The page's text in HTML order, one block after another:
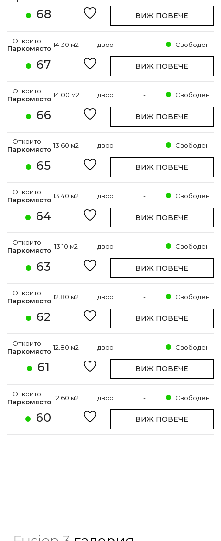
68 ВИЖ ПОВЕЧЕ
67
Открито
Паркомясто 14.30 м2 двор - Свободен
ВИЖ ПОВЕЧЕ
66
Открито
Паркомясто 14.00 м2 двор - Свободен
ВИЖ ПОВЕЧЕ
65
Открито
Паркомясто 13.60 м2 двор - Свободен
ВИЖ ПОВЕЧЕ
64
Открито
Паркомясто 13.40 м2 двор - Свободен
ВИЖ ПОВЕЧЕ
63
Открито
Паркомясто 13.10 м2 двор - Свободен
ВИЖ ПОВЕЧЕ
62
Открито
Паркомясто 12.80 м2 двор - Свободен
ВИЖ ПОВЕЧЕ
61
Открито
Паркомясто 12.80 м2 двор - Свободен
ВИЖ ПОВЕЧЕ
60
Открито
Паркомясто 12.60 м2 двор - Свободен
ВИЖ ПОВЕЧЕ